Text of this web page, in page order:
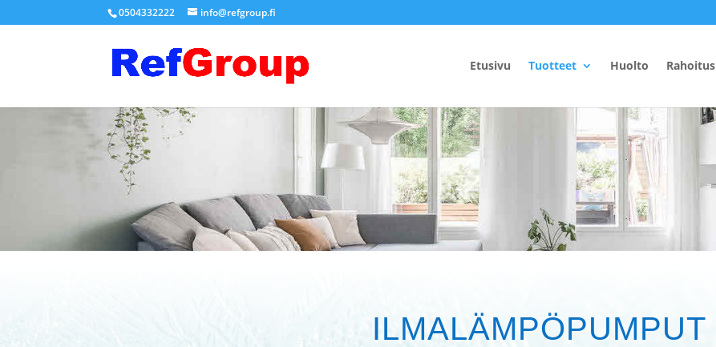
0504332222 info@refgroup.fi
Etusivu Tuotteet Huolto Rahoitus
ILMALÄMPÖPUMPUT